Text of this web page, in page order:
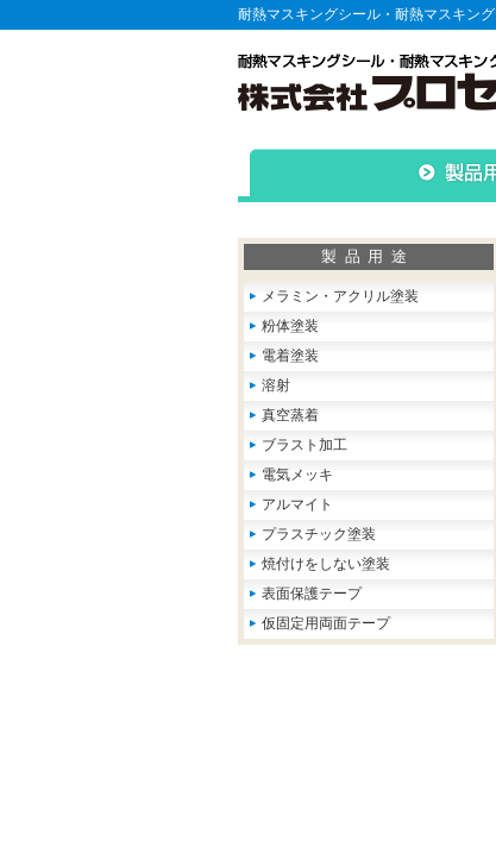
耐熱マスキングシール・耐熱マスキン
製品用途
メラミン・アクリル塗装
粉体塗装
電着塗装
溶射
真空蒸着
ブラスト加工
電気メッキ
アルマイト
プラスチック塗装
焼付けをしない塗装
表面保護テープ
仮固定用両面テープ